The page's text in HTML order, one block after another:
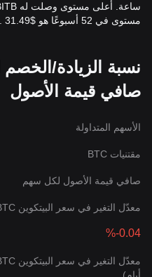
مستوى في 52 أسبوعًا هو $31.49 .
صافي قيمة الأصول
الأسهم المتداولة
مقتنيات BTC
صافي قيمة الأصول لكل سهم
معدّل التغير في سعر البيتكوين BTC (يوم واحد)
%-0.04